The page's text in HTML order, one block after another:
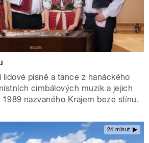
písně a tance z hanáckého
cimbálových muzik a jejich
nazvaného Krajem beze stínu.
24 minut